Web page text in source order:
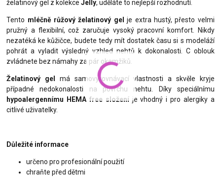
želatinový gel z kolekceJelly, uděláte to nejlepší rozhodnutí.
Tento mléčně růžový želatinový gel je extra hustý, přesto velmi
pružný a flexibilní, což zaručuje vysoký pracovní komfort. Nikdy
nezatéká ke kůžičce, budete tedy mít dostatek času si s modeláží
pohrát a vyladit výsledný vzhled nehtů k dokonalosti. C oblouk
zvládnete bez námahy za pár okamžiků.
Želatinový gel
má samovyrovnávací vlastnosti a skvěle kryje
případné nedokonalosti na povrchu nehtu. Díky speciálnímu
hypoalergennímu HEMA free složeníje vhodný i pro alergiky a
citlivé uživatelky.
Důležité informace
určeno pro profesionální použití
chraňte před dětmi